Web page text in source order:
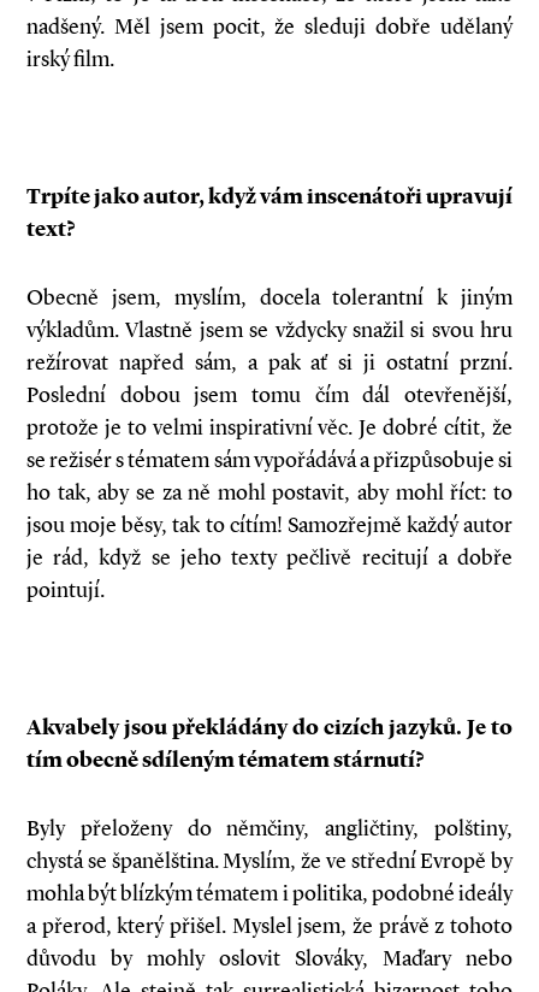
nadšený. Měl jsem pocit, že sleduji dobře udělaný
irský film.
Trpíte jako autor, když vám inscenátoři upravují
text?
Obecně jsem, myslím, docela tolerantní k jiným
výkladům. Vlastně jsem se vždycky snažil si svou hru
režírovat napřed sám, a pak ať si ji ostatní przní.
Poslední dobou jsem tomu čím dál otevřenější,
protože je to velmi inspirativní věc. Je dobré cítit, že
se režisér s tématem sám vypořádává a přizpůsobuje si
ho tak, aby se za ně mohl postavit, aby mohl říct: to
jsou moje běsy, tak to cítím! Samozřejmě každý autor
je rád, když se jeho texty pečlivě recitují a dobře
pointují.
Akvabely jsou překládány do cizích jazyků. Je to
tím obecně sdíleným tématem stárnutí?
Byly přeloženy do němčiny, angličtiny, polštiny,
chystá se španělština. Myslím, že ve střední Evropě by
mohla být blízkým tématem i politika, podobné ideály
a přerod, který přišel. Myslel jsem, že právě z tohoto
důvodu by mohly oslovit Slováky, Maďary nebo